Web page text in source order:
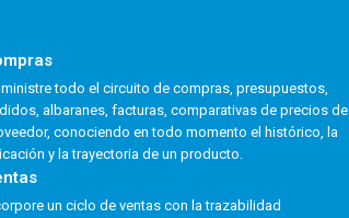
todo el circuito de compras, presupuestos,
albaranes, facturas, comparativas de precios de
conociendo en todo momento el histórico, la
y la trayectoria de un producto.
un ciclo de ventas con la trazabilidad